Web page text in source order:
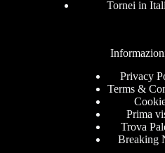
Tornei in
Privacy
Terms &
Prima
Trova
Breaking